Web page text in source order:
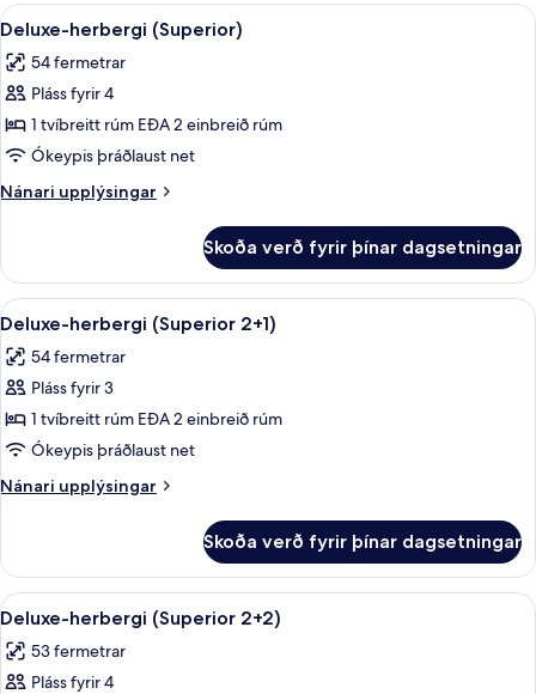
Skoða
allar
myndir
fyrir
Deluxe-
herbergi
(Superior)
Rúmföt af bestu gerð, míníbar,
5
Deluxe-herbergi (Superior)
54 fermetrar
Pláss fyrir 4
1 tvíbreitt rúm EÐA 2 einbreið rúm
Ókeypis þráðlaust net
Nánari upplýsingar
Nánari
herbergi
(Superior)
Skoða verð fyrir þínar dagsetningar
Skoða
allar
myndir
fyrir
Deluxe-
herbergi
(Superior
2+1)
Rúmföt af bestu gerð, míníbar,
5
Deluxe-herbergi (Superior 2+1)
54 fermetrar
Pláss fyrir 3
1 tvíbreitt rúm EÐA 2 einbreið rúm
Ókeypis þráðlaust net
Nánari upplýsingar
Nánari
herbergi
(Superior
2+1)
Skoða verð fyrir þínar dagsetningar
Skoða
allar
myndir
fyrir
Rúmföt af bestu gerð, míníbar,
5
Deluxe-herbergi (Superior 2+2)
53 fermetrar
Pláss fyrir 4